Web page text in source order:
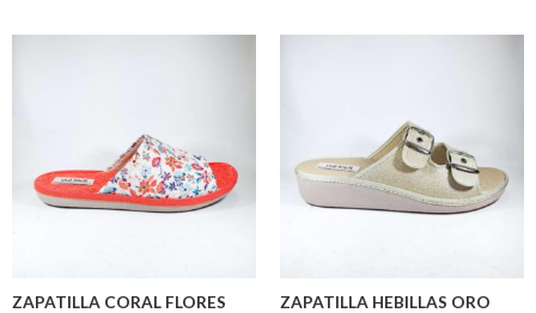
ZAPATILLA CORAL FLORES
ZAPATILLA HEBILLAS ORO